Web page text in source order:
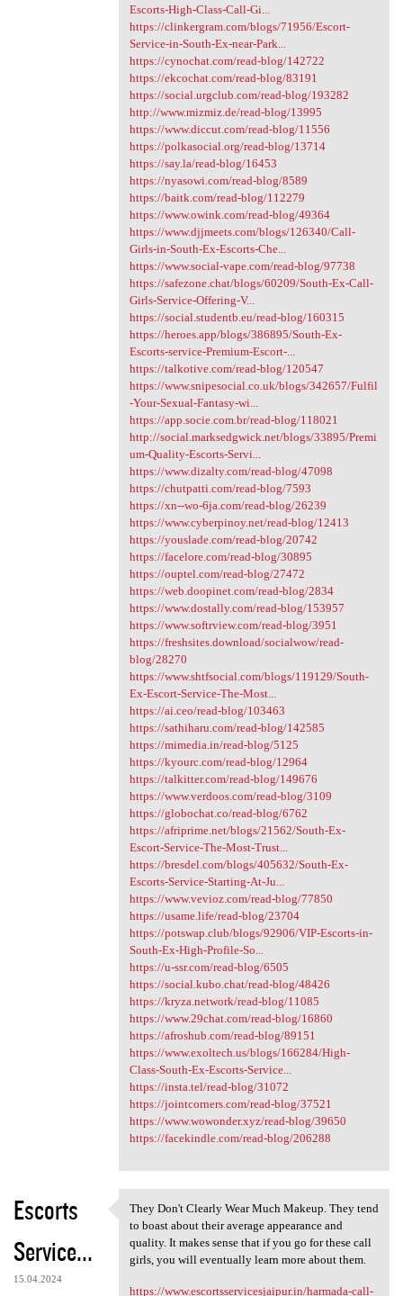
Escorts-High-Class-Call-Gi...
https://clinkergram.com/blogs/71956/Escort-
Service-in-South-Ex-near-Park...
https://cynochat.com/read-blog/142722
https://ekcochat.com/read-blog/83191
https://social.urgclub.com/read-blog/193282
http://www.mizmiz.de/read-blog/13995
https://www.diccut.com/read-blog/11556
https://polkasocial.org/read-blog/13714
https://say.la/read-blog/16453
https://nyasowi.com/read-blog/8589
https://baitk.com/read-blog/112279
https://www.owink.com/read-blog/49364
https://www.djjmeets.com/blogs/126340/Call-
Girls-in-South-Ex-Escorts-Che...
https://www.social-vape.com/read-blog/97738
https://safezone.chat/blogs/60209/South-Ex-Call-
Girls-Service-Offering-V...
https://social.studentb.eu/read-blog/160315
https://heroes.app/blogs/386895/South-Ex-
Escorts-service-Premium-Escort-...
https://talkotive.com/read-blog/120547
https://www.snipesocial.co.uk/blogs/342657/Fulfil
-Your-Sexual-Fantasy-wi...
https://app.socie.com.br/read-blog/118021
http://social.marksedgwick.net/blogs/33895/Premi
um-Quality-Escorts-Servi...
https://www.dizalty.com/read-blog/47098
https://chutpatti.com/read-blog/7593
https://xn--wo-6ja.com/read-blog/26239
https://www.cyberpinoy.net/read-blog/12413
https://youslade.com/read-blog/20742
https://facelore.com/read-blog/30895
https://ouptel.com/read-blog/27472
https://web.doopinet.com/read-blog/2834
https://www.dostally.com/read-blog/153957
https://www.softrview.com/read-blog/3951
https://freshsites.download/socialwow/read-
blog/28270
https://www.shtfsocial.com/blogs/119129/South-
Ex-Escort-Service-The-Most...
https://ai.ceo/read-blog/103463
https://sathiharu.com/read-blog/142585
https://mimedia.in/read-blog/5125
https://kyourc.com/read-blog/12964
https://talkitter.com/read-blog/149676
https://www.verdoos.com/read-blog/3109
https://globochat.co/read-blog/6762
https://afriprime.net/blogs/21562/South-Ex-
Escort-Service-The-Most-Trust...
https://bresdel.com/blogs/405632/South-Ex-
Escorts-Service-Starting-At-Ju...
https://www.vevioz.com/read-blog/77850
https://usame.life/read-blog/23704
https://potswap.club/blogs/92906/VIP-Escorts-in-
South-Ex-High-Profile-So...
https://u-ssr.com/read-blog/6505
https://social.kubo.chat/read-blog/48426
https://kryza.network/read-blog/11085
https://www.29chat.com/read-blog/16860
https://afroshub.com/read-blog/89151
https://www.exoltech.us/blogs/166284/High-
Class-South-Ex-Escorts-Service...
https://insta.tel/read-blog/31072
https://jointcorners.com/read-blog/37521
https://www.wowonder.xyz/read-blog/39650
https://facekindle.com/read-blog/206288
Escorts
Service...
15.04.2024
They Don't Clearly Wear Much
They Don't Clearly Wear Much Makeup. They tend
to boast about their average appearance and
quality. It makes sense that if you go for these call
girls, you will eventually learn more about them.
https://www.escortsservicesjaipur.in/harmada-call-